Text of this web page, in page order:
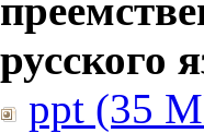
русского
ppt (35